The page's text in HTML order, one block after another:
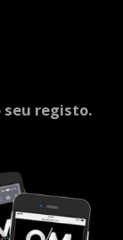
seu registo.